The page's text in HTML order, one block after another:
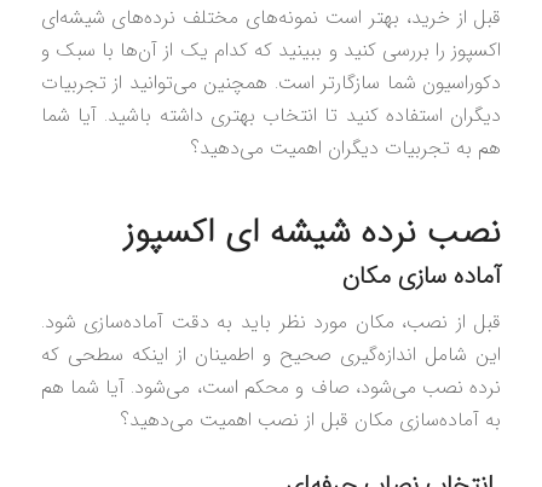
قبل از خرید، بهتر است نمونه‌های مختلف نرده‌های شیشه‌ای
اکسپوز را بررسی کنید و ببینید که کدام یک از آن‌ها با سبک و
دکوراسیون شما سازگارتر است. همچنین می‌توانید از تجربیات
دیگران استفاده کنید تا انتخاب بهتری داشته باشید. آیا شما
هم به تجربیات دیگران اهمیت می‌دهید؟
نصب نرده شیشه ای اکسپوز
آماده‌ سازی مکان
قبل از نصب، مکان مورد نظر باید به دقت آماده‌سازی شود.
این شامل اندازه‌گیری صحیح و اطمینان از اینکه سطحی که
نرده نصب می‌شود، صاف و محکم است، می‌شود. آیا شما هم
به آماده‌سازی مکان قبل از نصب اهمیت می‌دهید؟